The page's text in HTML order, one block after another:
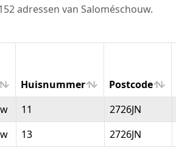
adressen van Saloméschouw.
Huisnummer Postcode
Huisnummer Postcode
11 2726JN
13 2726JN